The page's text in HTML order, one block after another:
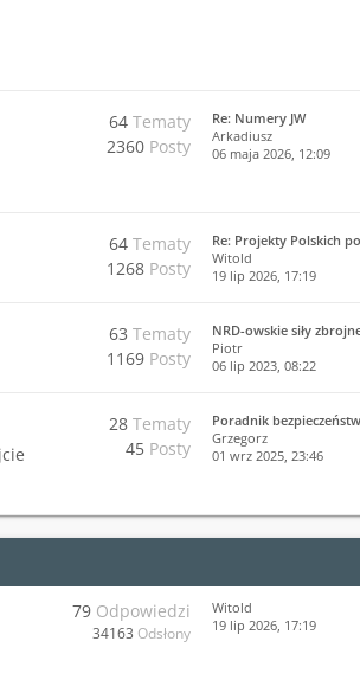
64 Tematy
2360 Posty
Re: Numery JW
Arkadiusz
06 maja 2026, 12:09
64 Tematy
1268 Posty
Re: Projekty Polskich
Witold
19 lip 2026, 17:19
63 Tematy
1169 Posty
NRD-owskie siły
Piotr
06 lip 2023, 08:22
28 Tematy
45 Posty
Poradnik
Grzegorz
01 wrz 2025, 23:46
79 Odpowiedzi
34163 Odsłony
Witold
19 lip 2026, 17:19